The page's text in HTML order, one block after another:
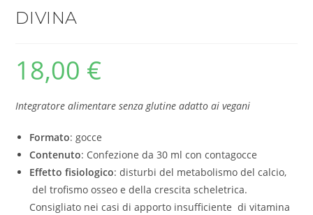
DIVINA
18,00 €
Integratore alimentare senza glutine adatto aivegani
Formato: gocce
Contenuto: Confezione da 30 ml con contagocce
Effetto fisiologico: disturbi del metabolismo del calcio,
del trofismo osseo e della crescita scheletrica.
Consigliato nei casi di apporto insufficiente di vitamina